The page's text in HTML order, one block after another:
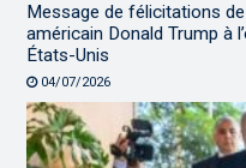
Message de félicitations
américain Donald Trump à
États-Unis
04/07/2026